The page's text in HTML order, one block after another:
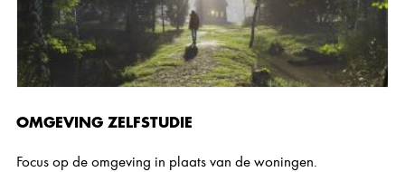
OMGEVING ZELFSTUDIE
Focus op de omgeving in plaats van de woningen.